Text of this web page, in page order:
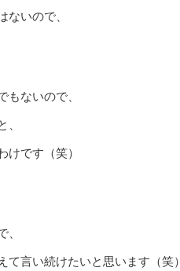
ないので、
ないので、
、
けです（笑）
、
言い続けたいと思います（笑）